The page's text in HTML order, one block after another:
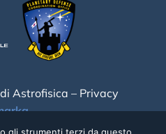
Astrofisica – Privacy